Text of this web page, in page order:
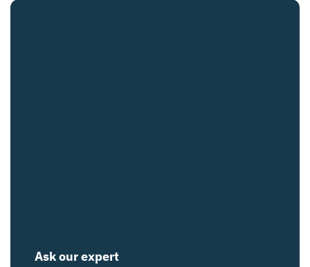
Ask our expert